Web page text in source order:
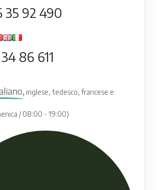
35 92 490
86 611
inglese, tedesco, francese e
/ 08:00 - 19:00)